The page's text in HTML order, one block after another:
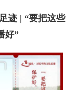
迹 | “要把这些
好”